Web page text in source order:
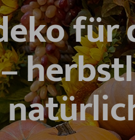
für